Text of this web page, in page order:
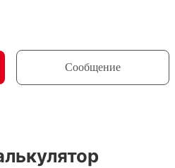
Сообщение